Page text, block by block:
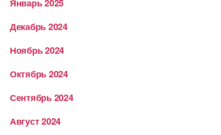
Январь 2025
Декабрь 2024
Ноябрь 2024
Октябрь 2024
Сентябрь 2024
Август 2024